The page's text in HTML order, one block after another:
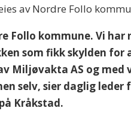
av Nordre Follo
Follo kommune. Vi
som fikk skylden
AS og med
selv, sier daglig leder
Kråkstad.